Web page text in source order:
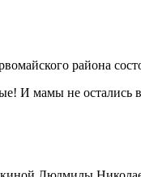
района
И мамы не